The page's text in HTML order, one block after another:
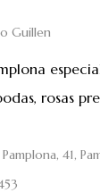
rosas
41,